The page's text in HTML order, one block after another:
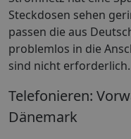
Steckdosen sehen
passen die aus
problemlos in die
sind nicht erforderlich.
Telefonieren:
Dänemark